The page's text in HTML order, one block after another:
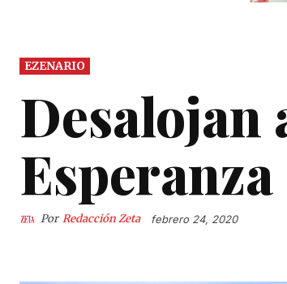
EZENARIO
Desalojan
Por Redacción Zeta febrero 24, 2020